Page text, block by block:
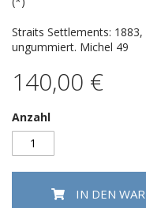
Straits Settlements:
ungummiert. Michel 49
140,00 €
Anzahl
IN DEN